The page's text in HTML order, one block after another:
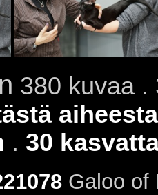
380 kuvaa
aiheesta
. 30
Galoo of